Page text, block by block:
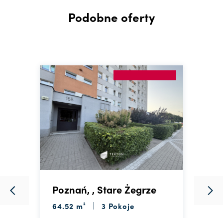
Podobne oferty
Poznań, , Stare Żegrze
64.52 m² 3 Pokoje